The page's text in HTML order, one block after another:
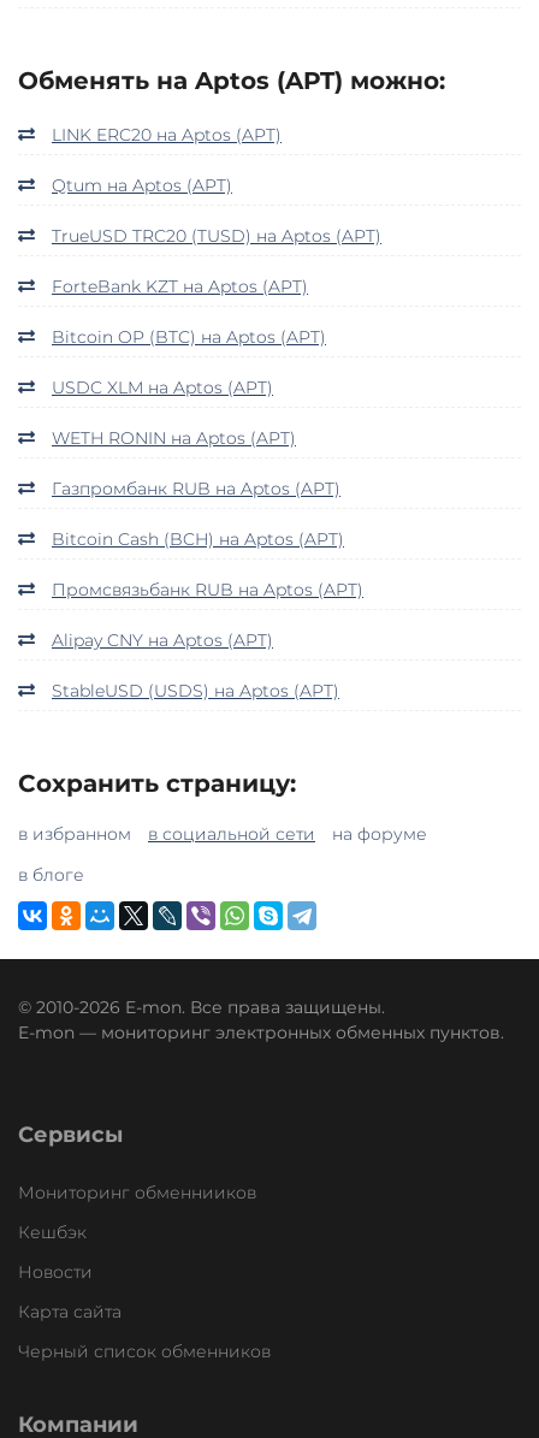
Обменять на Aptos (APT) можно:
LINK ERC20 на Aptos (APT)
Qtum на Aptos (APT)
TrueUSD TRC20 (TUSD) на Aptos (APT)
ForteBank KZT на Aptos (APT)
Bitcoin OP (BTC) на Aptos (APT)
USDC XLM на Aptos (APT)
WETH RONIN на Aptos (APT)
Газпромбанк RUB на Aptos (APT)
Bitcoin Cash (BCH) на Aptos (APT)
Промсвязьбанк RUB на Aptos (APT)
Alipay CNY на Aptos (APT)
StableUSD (USDS) на Aptos (APT)
Сохранить страницу:
в избранном в социальной сети
на форуме
в блоге
© 2010-2026 E-mon. Все права защищены.
E-mon — мониторинг электронных обменных пунктов.
Сервисы
Мониторинг обменнииков
Кешбэк
Новости
Карта сайта
Черный список обменников
Компании